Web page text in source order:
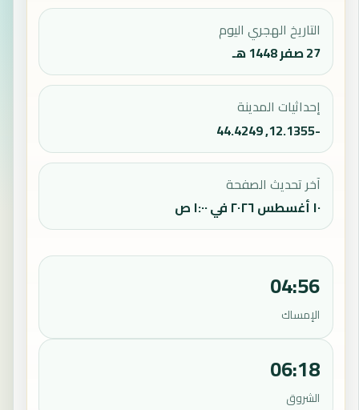
التاريخ الهجري اليوم
27 صفر 1448 هـ
إحداثيات المدينة
-12.1355, 44.4249
آخر تحديث الصفحة
١٠ أغسطس ٢٠٢٦ في ١:٠٠ ص
04:56
الإمساك
06:18
الشروق